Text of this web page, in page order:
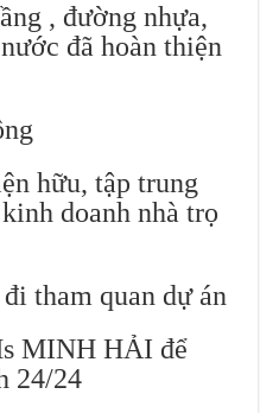
, đường nhựa,
đã hoàn thiện
hữu, tập trung
doanh nhà trọ
tham quan dự án
MINH HẢI để
24/24